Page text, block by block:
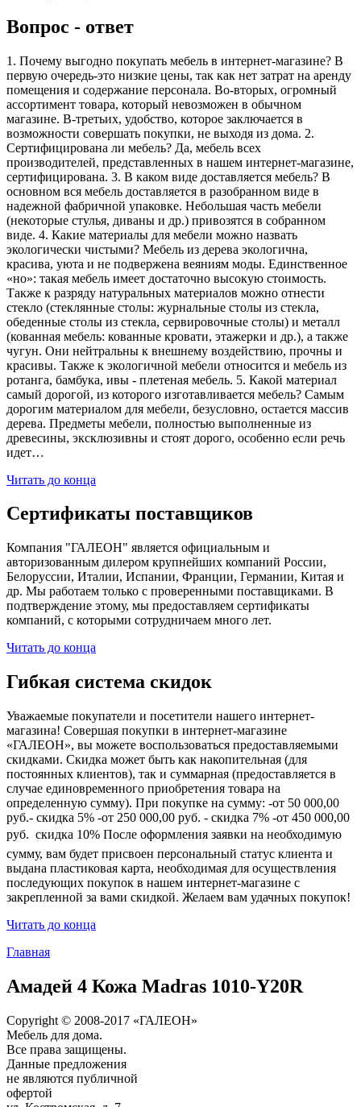
Вопрос - ответ
1. Почему выгодно покупать мебель в интернет-магазине? В
первую очередь-это низкие цены, так как нет затрат на аренду
помещения и содержание персонала. Во-вторых, огромный
ассортимент товара, который невозможен в обычном
магазине. В-третьих, удобство, которое заключается в
возможности совершать покупки, не выходя из дома. 2.
Сертифицирована ли мебель? Да, мебель всех
производителей, представленных в нашем интернет-магазине,
сертифицирована. 3. В каком виде доставляется мебель? В
основном вся мебель доставляется в разобранном виде в
надежной фабричной упаковке. Небольшая часть мебели
(некоторые стулья, диваны и др.) привозятся в собранном
виде. 4. Какие материалы для мебели можно назвать
экологически чистыми? Мебель из дерева экологична,
красива, уюта и не подвержена веяниям моды. Единственное
«но»: такая мебель имеет достаточно высокую стоимость.
Также к разряду натуральных материалов можно отнести
стекло (стеклянные столы: журнальные столы из стекла,
обеденные столы из стекла, сервировочные столы) и металл
(кованная мебель: кованные кровати, этажерки и др.), а также
чугун. Они нейтральны к внешнему воздействию, прочны и
красивы. Также к экологичной мебели относится и мебель из
ротанга, бамбука, ивы - плетеная мебель. 5. Какой материал
самый дорогой, из которого изготавливается мебель? Самым
дорогим материалом для мебели, безусловно, остается массив
дерева. Предметы мебели, полностью выполненные из
древесины, эксклюзивны и стоят дорого, особенно если речь
идет…
Читать до конца
Сертификаты поставщиков
Компания "ГАЛЕОН" является официальным и
авторизованным дилером крупнейших компаний России,
Белоруссии, Италии, Испании, Франции, Германии, Китая и
др. Мы работаем только с проверенными поставщиками. В
подтверждение этому, мы предоставляем сертификаты
компаний, с которыми сотрудничаем много лет.
Читать до конца
Гибкая система скидок
Уважаемые покупатели и посетители нашего интернет-
магазина! Совершая покупки в интернет-магазине
«ГАЛЕОН», вы можете воспользоваться предоставляемыми
скидками. Скидка может быть как накопительная (для
постоянных клиентов), так и суммарная (предоставляется в
случае единовременного приобретения товара на
определенную сумму). При покупке на сумму: -от 50 000,00
руб.- скидка 5% -от 250 000,00 руб. - скидка 7% -от 450 000,00
руб.  скидка 10% После оформления заявки на необходимую
сумму, вам будет присвоен персональный статус клиента и
выдана пластиковая карта, необходимая для осуществления
последующих покупок в нашем интернет-магазине с
закрепленной за вами скидкой. Желаем вам удачных покупок!
Читать до конца
Главная
Амадей 4 Кожа Madras 1010-Y20R
Copyright © 2008-2017 «ГАЛЕОН»
Мебель для дома.
Все права защищены.
Данные предложения
не являются публичной
офертой